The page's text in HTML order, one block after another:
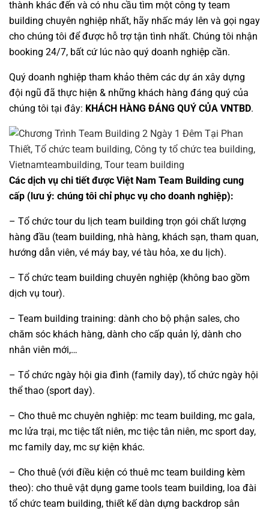
thành khác đến và có nhu cầu tìm một công ty team
building chuyên nghiệp nhất, hãy nhấc máy lên và gọi ngay
cho chúng tôi để được hỗ trợ tận tình nhất. Chúng tôi nhận
booking 24/7, bất cứ lúc nào quý doanh nghiệp cần.
Quý doanh nghiệp tham khảo thêm các dự án xây dựng
đội ngũ đã thực hiện & những khách hàng đáng quý của
chúng tôi tại đây: KHÁCH HÀNG ĐÁNG QUÝ CỦA VNTBD.
Các dịch vụ chi tiết được Việt Nam Team Building cung
cấp (lưu ý: chúng tôi chỉ phục vụ cho doanh nghiệp):
– Tổ chức tourdu lịch team building trọn gói chất lượng
hàng đầu (team building, nhà hàng, khách sạn, tham quan,
hướng dẫn viên, vé máy bay, vé tàu hỏa, xe du lịch).
– Tổ chức team building chuyên nghiệp (không bao gồm
dịch vụ tour).
– Team building training: dành cho bộ phận sales, cho
chăm sóc khách hàng, dành cho cấp quản lý, dành cho
nhân viên mới,…
– Tổ chức ngày hội gia đình (family day), tổ chức ngày hội
thể thao (sport day).
– Cho thuê mc chuyên nghiệp: mc team building, mc gala,
mc lửa trại, mc tiệc tất niên, mc tiệc tân niên, mc sport day,
mc family day, mc sự kiện khác.
– Cho thuê (với điều kiện có thuê mc team building kèm
theo): cho thuê vật dụng game tools team building, loa đài
tổ chức team building, thiết kế dàn dựng backdrop sân